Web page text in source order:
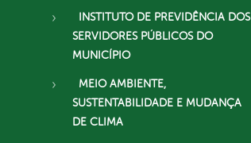
INSTITUTO DE PREVIDÊNCIA DOS
SERVIDORES PÚBLICOS DO
MUNICÍPIO
MEIO AMBIENTE,
SUSTENTABILIDADE E MUDANÇA
DE CLIMA